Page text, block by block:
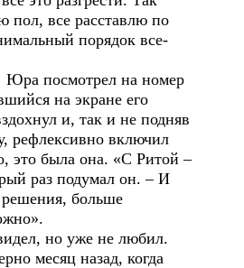
пол, все расставлю по
порядок все-
Юра посмотрел на номер
на экране его
и, так и не подняв
рефлексивно включил
это была она. «С Ритой –
раз подумал он. – И
решения, больше
но уже не любил.
месяц назад, когда